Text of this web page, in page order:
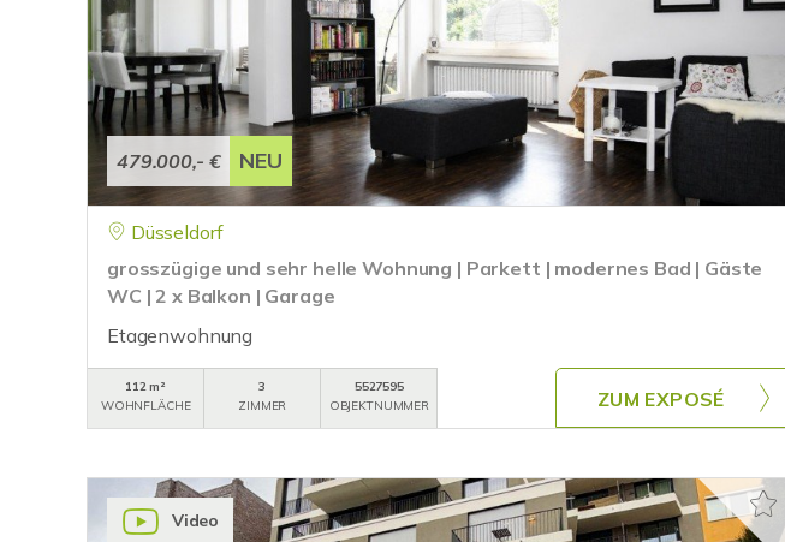
479.000,- € NEU
Düsseldorf
grosszügige und sehr helle Wohnung | Parkett | modernes Bad | Gäste
WC | 2 x Balkon | Garage
Etagenwohnung
112 m²
WOHNFLÄCHE
3
ZIMMER
5527595
OBJEKTNUMMER
ZUM EXPOSÉ
Video